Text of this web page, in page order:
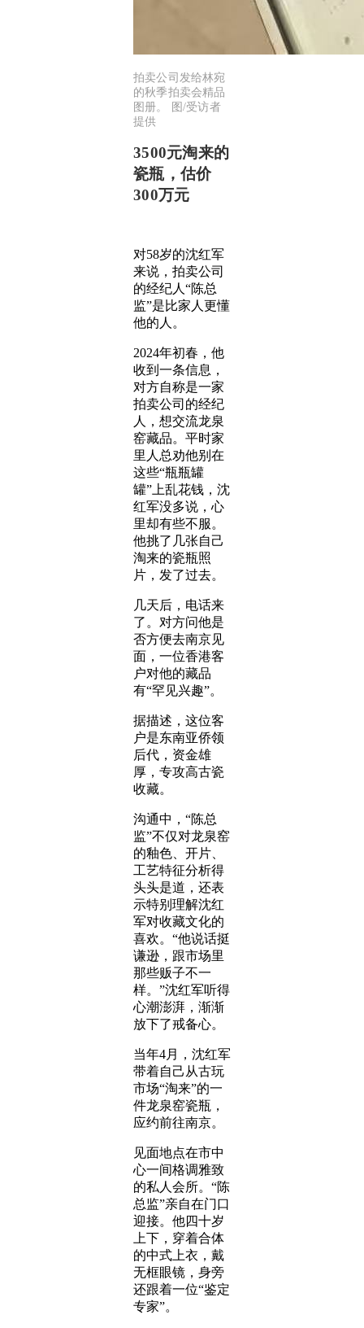
拍卖公司发给林宛
的秋季拍卖会精品
图册。 图/受访者
提供
3500元淘来的
瓷瓶，估价
300万元
对58岁的沈红军
来说，拍卖公司
的经纪人“陈总
监”是比家人更懂
他的人。
2024年初春，他
收到一条信息，
对方自称是一家
拍卖公司的经纪
人，想交流龙泉
窑藏品。平时家
里人总劝他别在
这些“瓶瓶罐
罐”上乱花钱，沈
红军没多说，心
里却有些不服。
他挑了几张自己
淘来的瓷瓶照
片，发了过去。
几天后，电话来
了。对方问他是
否方便去南京见
面，一位香港客
户对他的藏品
有“罕见兴趣”。
据描述，这位客
户是东南亚侨领
后代，资金雄
厚，专攻高古瓷
收藏。
沟通中，“陈总
监”不仅对龙泉窑
的釉色、开片、
工艺特征分析得
头头是道，还表
示特别理解沈红
军对收藏文化的
喜欢。“他说话挺
谦逊，跟市场里
那些贩子不一
样。”沈红军听得
心潮澎湃，渐渐
放下了戒备心。
当年4月，沈红军
带着自己从古玩
市场“淘来”的一
件龙泉窑瓷瓶，
应约前往南京。
见面地点在市中
心一间格调雅致
的私人会所。“陈
总监”亲自在门口
迎接。他四十岁
上下，穿着合体
的中式上衣，戴
无框眼镜，身旁
还跟着一位“鉴定
专家”。